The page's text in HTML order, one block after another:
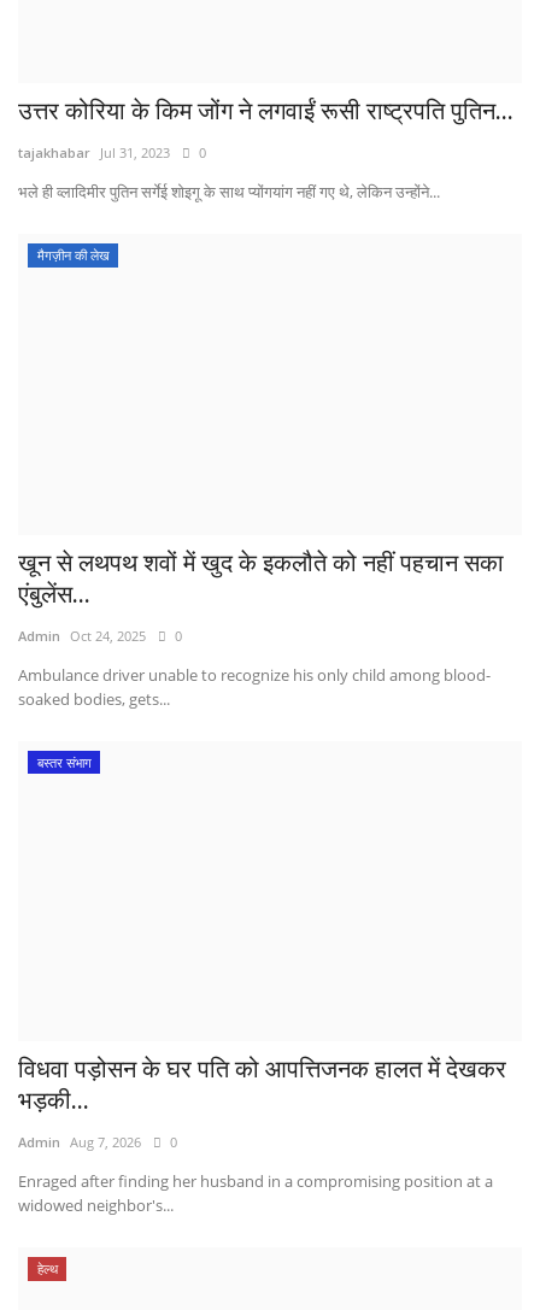
उत्तर कोरिया के किम जोंग ने लगवाईं रूसी राष्ट्रपति पुतिन...
tajakhabar Jul 31, 2023 0
भले ही व्लादिमीर पुतिन सर्गेई शोइगू के साथ प्योंगयांग नहीं गए थे, लेकिन उन्होंने...
मैगज़ीन की लेख
खून से लथपथ शवों में खुद के इकलौते को नहीं पहचान सका
एंबुलेंस...
Admin Oct 24, 2025 0
Ambulance driver unable to recognize his only child among blood-
soaked bodies, gets...
बस्तर संभाग
विधवा पड़ोसन के घर पति को आपत्तिजनक हालत में देखकर
भड़की...
Admin Aug 7, 2026 0
Enraged after finding her husband in a compromising position at a
widowed neighbor's...
हेल्थ